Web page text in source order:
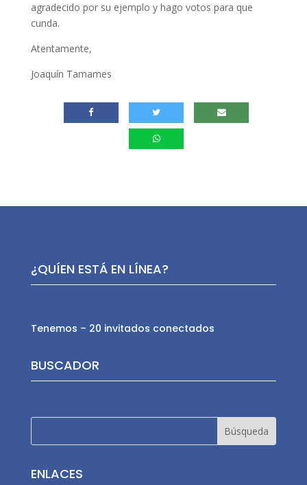
agradecido por su ejemplo y hago votos para que
cunda.
Atentamente,
Joaquín Tamames
¿QUÍEN ESTÁ EN LÍNEA?
Tenemos – 20 invitados conectados
BUSCADOR
ENLACES